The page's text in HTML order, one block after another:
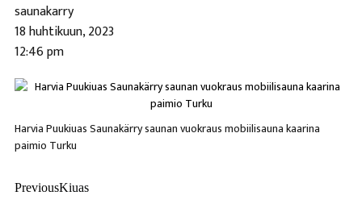
saunakarry
18 huhtikuun, 2023
12:46 pm
Harvia Puukiuas Saunakärry saunan vuokraus mobiilisauna kaarina
paimio Turku
PreviousKiuas